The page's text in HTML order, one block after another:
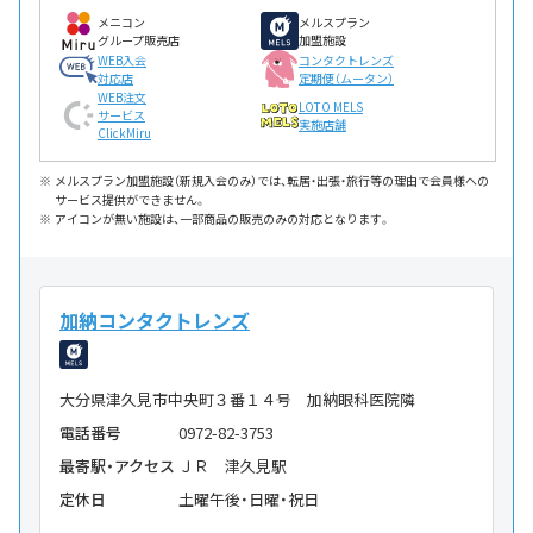
メニコン
グループ販売店
メルスプラン
加盟施設
WEB入会
対応店
コンタクトレンズ
定期便（ムータン）
WEB注文
サービス
ClickMiru
LOTO MELS
実施店舗
メルスプラン加盟施設（新規入会のみ）では、転居・出張・旅行等の理由で会員様への
サービス提供ができません。
アイコンが無い施設は、一部商品の販売のみの対応となります。
加納コンタクトレンズ
大分県津久見市中央町３番１４号 加納眼科医院隣
電話番号
0972-82-3753
最寄駅・アクセス ＪＲ 津久見駅
定休日
土曜午後・日曜・祝日